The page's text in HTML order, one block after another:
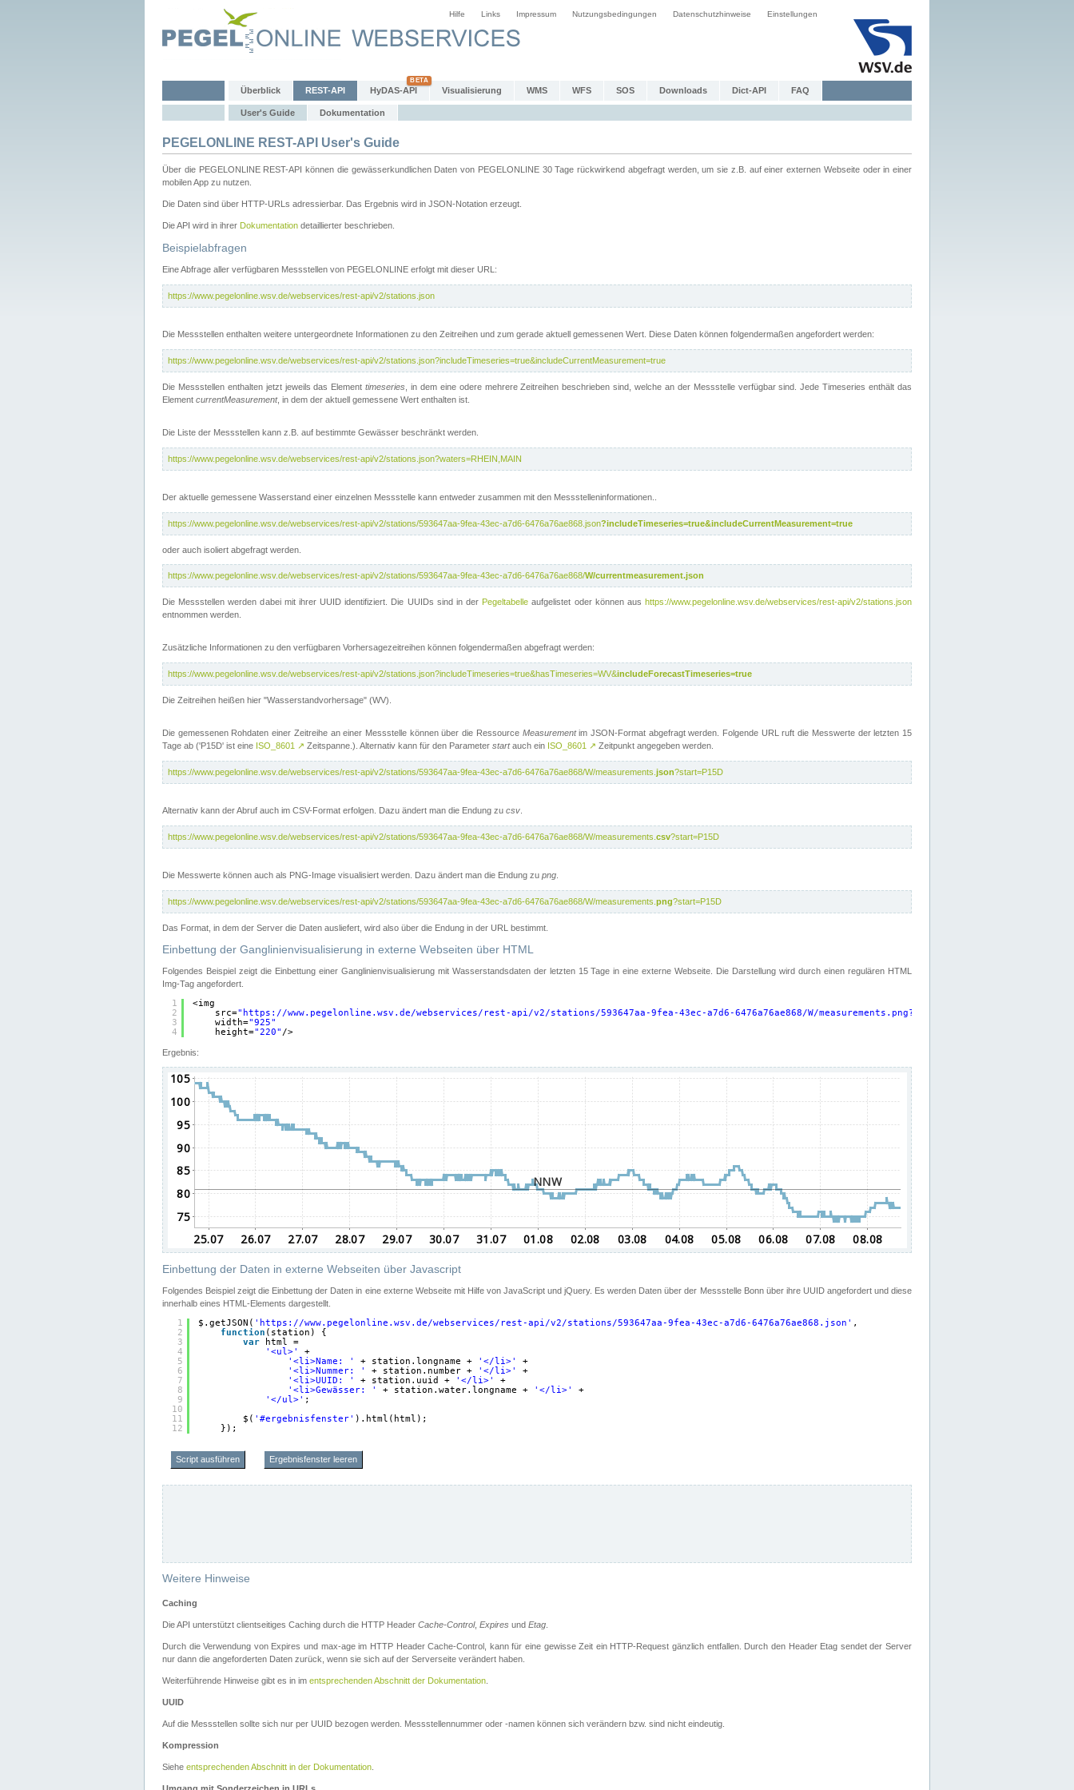
Hilfe Links Impressum Nutzungsbedingungen Datenschutzhinweise Einstellungen
Überblick REST-API HyDAS-API Visualisierung WMS WFS SOS Downloads Dict-API FAQ
User's Guide Dokumentation
PEGELONLINE REST-API User's Guide
Über die PEGELONLINE REST-API können die gewässerkundlichen Daten von PEGELONLINE 30 Tage rückwirkend abgefragt werden, um sie z.B. auf einer externen Webseite oder in einer
mobilen App zu nutzen.
Die Daten sind über HTTP-URLs adressierbar. Das Ergebnis wird in JSON-Notation erzeugt.
Die API wird in ihrer Dokumentation detaillierter beschrieben.
Beispielabfragen
Eine Abfrage aller verfügbaren Messstellen von PEGELONLINE erfolgt mit dieser URL:
https://www.pegelonline.wsv.de/webservices/rest-api/v2/stations.json
Die Messstellen enthalten weitere untergeordnete Informationen zu den Zeitreihen und zum gerade aktuell gemessenen Wert. Diese Daten können folgendermaßen angefordert werden:
https://www.pegelonline.wsv.de/webservices/rest-api/v2/stations.json?includeTimeseries=true&includeCurrentMeasurement=true
Die Messstellen enthalten jetzt jeweils das Elementtimeseries , in dem eine odere mehrere Zeitreihen beschrieben sind, welche an der Messstelle verfügbar sind. Jede Timeseries enthält das
Element currentMeasurement, in dem der aktuell gemessene Wert enthalten ist.
Die Liste der Messstellen kann z.B. auf bestimmte Gewässer beschränkt werden.
https://www.pegelonline.wsv.de/webservices/rest-api/v2/stations.json?waters=RHEIN,MAIN
Der aktuelle gemessene Wasserstand einer einzelnen Messstelle kann entweder zusammen mit den Messstelleninformationen..
https://www.pegelonline.wsv.de/webservices/rest-api/v2/stations/593647aa-9fea-43ec-a7d6-6476a76ae868.json?includeTimeseries=true&includeCurrentMeasurement=true
oder auch isoliert abgefragt werden.
https://www.pegelonline.wsv.de/webservices/rest-api/v2/stations/593647aa-9fea-43ec-a7d6-6476a76ae868/W/currentmeasurement.json
Die Messstellen werden dabei mit ihrer UUID identifiziert. Die UUIDs sind in der Pegeltabelle aufgelistet oder können aushttps://www.pegelonline.wsv.de/webservices/rest-api/v2/stations.json
entnommen werden.
Zusätzliche Informationen zu den verfügbaren Vorhersagezeitreihen können folgendermaßen abgefragt werden:
https://www.pegelonline.wsv.de/webservices/rest-api/v2/stations.json?includeTimeseries=true&hasTimeseries=WV&includeForecastTimeseries=true
Die Zeitreihen heißen hier "Wasserstandvorhersage" (WV).
Die gemessenen Rohdaten einer Zeitreihe an einer Messstelle können über die Ressource Measurementim JSON-Format abgefragt werden. Folgende URL ruft die Messwerte der letzten 15
Tage ab ('P15D' ist eine ISO_8601 ↗ Zeitspanne.). Alternativ kann für den Parameter startauch ein ISO_8601 ↗ Zeitpunkt angegeben werden.
https://www.pegelonline.wsv.de/webservices/rest-api/v2/stations/593647aa-9fea-43ec-a7d6-6476a76ae868/W/measurements. json?start=P15D
Alternativ kann der Abruf auch im CSV-Format erfolgen. Dazu ändert man die Endung zu csv
https://www.pegelonline.wsv.de/webservices/rest-api/v2/stations/593647aa-9fea-43ec-a7d6-6476a76ae868/W/measurements. csv?start=P15D
Die Messwerte können auch als PNG-Image visualisiert werden. Dazu ändert man die Endung zu png
https://www.pegelonline.wsv.de/webservices/rest-api/v2/stations/593647aa-9fea-43ec-a7d6-6476a76ae868/W/measurements. png?start=P15D
Das Format, in dem der Server die Daten ausliefert, wird also über die Endung in der URL bestimmt.
Einbettung der Ganglinienvisualisierung in externe Webseiten über HTML
Folgendes Beispiel zeigt die Einbettung einer Ganglinienvisualisierung mit Wasserstandsdaten der letzten 15 Tage in eine externe Webseite. Die Darstellung wird durch einen regulären HTML
Img-Tag angefordert.
1
2
3
4
<img
src=" https://www.pegelonline.wsv.de/webservices/rest-api/v2/stations/593647aa-9fea-43ec-a7d6-6476a76ae868/W/
width="925"
height="220" />
Ergebnis:
Einbettung der Daten in externe Webseiten über Javascript
Folgendes Beispiel zeigt die Einbettung der Daten in eine externe Webseite mit Hilfe von JavaScript und jQuery. Es werden Daten über der Messstelle Bonn über ihre UUID angefordert und diese
innerhalb eines HTML-Elements dargestellt.
1
2
3
4
5
6
7
8
9
10
11
12
$.getJSON( ' https://www.pegelonline.wsv.de/webservices/rest-api/v2/stations/593647aa-9fea-43ec-a7d6-6476a76ae868.json ' ,
function (station) {
var
html =
'<ul>'
+
'<li>Name: '
+ station.longname + '</li>'
+
'<li>Nummer: '
+ station.number + '</li>'
+
'<li>UUID: '
+ station.uuid + '</li>'
+
'<li>Gewässer: '
+ station.water.longname + '</li>'
+
'</ul>' ;
$( '#ergebnisfenster' ).html(html);
});
Script ausführen Ergebnisfenster leeren
Weitere Hinweise
Caching
Die API unterstützt clientseitiges Caching durch die HTTP Header Cache-Control, Expires und Etag.
Durch die Verwendung von Expires und max-age im HTTP Header Cache-Control, kann für eine gewisse Zeit ein HTTP-Request gänzlich entfallen. Durch den Header Etag sendet der Server
nur dann die angeforderten Daten zurück, wenn sie sich auf der Serverseite verändert haben.
Weiterführende Hinweise gibt es in im entsprechenden Abschnitt der Dokumentation.
UUID
Auf die Messstellen sollte sich nur per UUID bezogen werden. Messstellennummer oder -namen können sich verändern bzw. sind nicht eindeutig.
Kompression
Siehe entsprechenden Abschnitt in der Dokumentation.